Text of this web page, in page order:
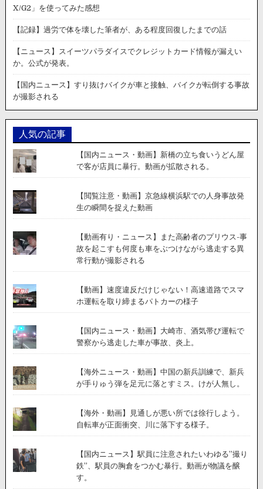
X/G2」を使ってみた感想
【記録】過労で体を壊した筆者が、ある程度回復したまでの話
【ニュース】スイーツパラダイスでクレジットカード情報が漏えい
か。公式が発表。
【国内ニュース】すり抜けバイクが車と接触、バイクが転倒する事故
が撮影される
人気の記事
【国内ニュース・動画】新橋の立ち食いうどん屋
で客が店員に暴行。動画が拡散される。
【閲覧注意・動画】京急線横浜駅での人身事故発
生の瞬間を捉えた動画
【動画有り・ニュース】また高齢者のプリウス-事
故を起こすも何度も車をぶつけながら逃走する異
常行動が撮影される
【動画】速度違反だけじゃない！高速道路でスマ
ホ運転を取り締まるパトカーの様子
【国内ニュース・動画】大崎市、酒気帯び運転で
警察から逃走した車が事故、炎上。
【海外ニュース・動画】中国の新兵訓練で、新兵
が手りゅう弾を足元に落とすミス。けが人無し。
【海外・動画】見通しが悪い所では徐行しよう。
自転車が正面衝突、川に落下する様子。
【国内ニュース】駅員に注意されたいわゆる”撮り
鉄”、駅員の胸倉をつかむ暴行。動画が物議を醸
す。